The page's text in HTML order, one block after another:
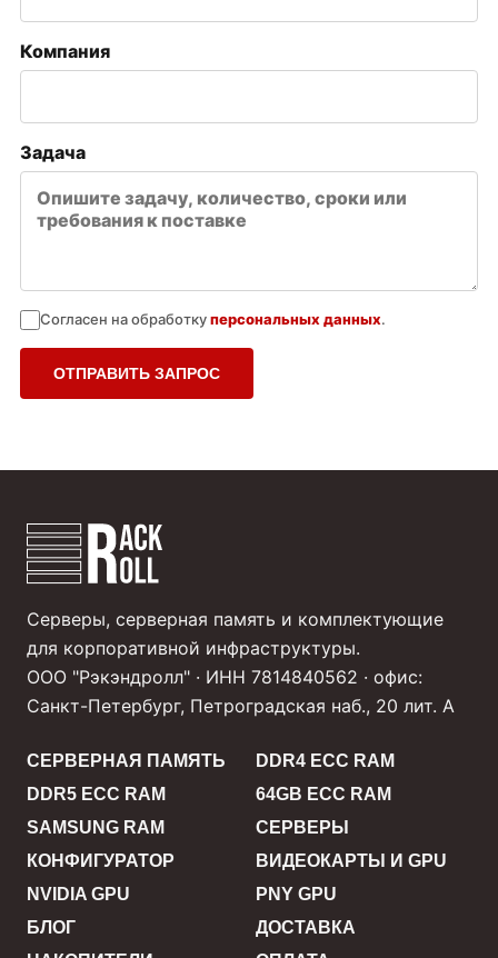
Компания
Задача
Согласен на обработкуперсональных данных.
ОТПРАВИТЬ ЗАПРОС
Серверы, серверная память и комплектующие
для корпоративной инфраструктуры.
ООО "Рэкэндролл" · ИНН 7814840562 · офис:
Санкт-Петербург, Петроградская наб., 20 лит. А
СЕРВЕРНАЯ ПАМЯТЬ
DDR4 ECC RAM
DDR5 ECC RAM
64GB ECC RAM
SAMSUNG RAM
СЕРВЕРЫ
КОНФИГУРАТОР
ВИДЕОКАРТЫ И GPU
NVIDIA GPU
PNY GPU
БЛОГ
ДОСТАВКА